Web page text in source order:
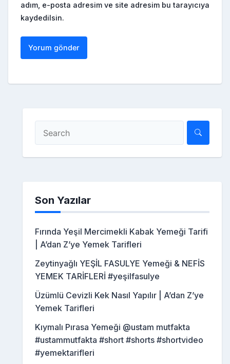
adım, e-posta adresim ve site adresim bu tarayıcıya
kaydedilsin.
Son Yazılar
Fırında Yeşil Mercimekli Kabak Yemeği Tarifi
| A’dan Z’ye Yemek Tarifleri
Zeytinyağlı YEŞİL FASULYE Yemeği & NEFİS
YEMEK TARİFLERİ #yeşilfasulye
Üzümlü Cevizli Kek Nasıl Yapılır | A’dan Z’ye
Yemek Tarifleri
Kıymalı Pırasa Yemeği @ustam mutfakta
#ustammutfakta #short #shorts #shortvideo
#yemektarifleri